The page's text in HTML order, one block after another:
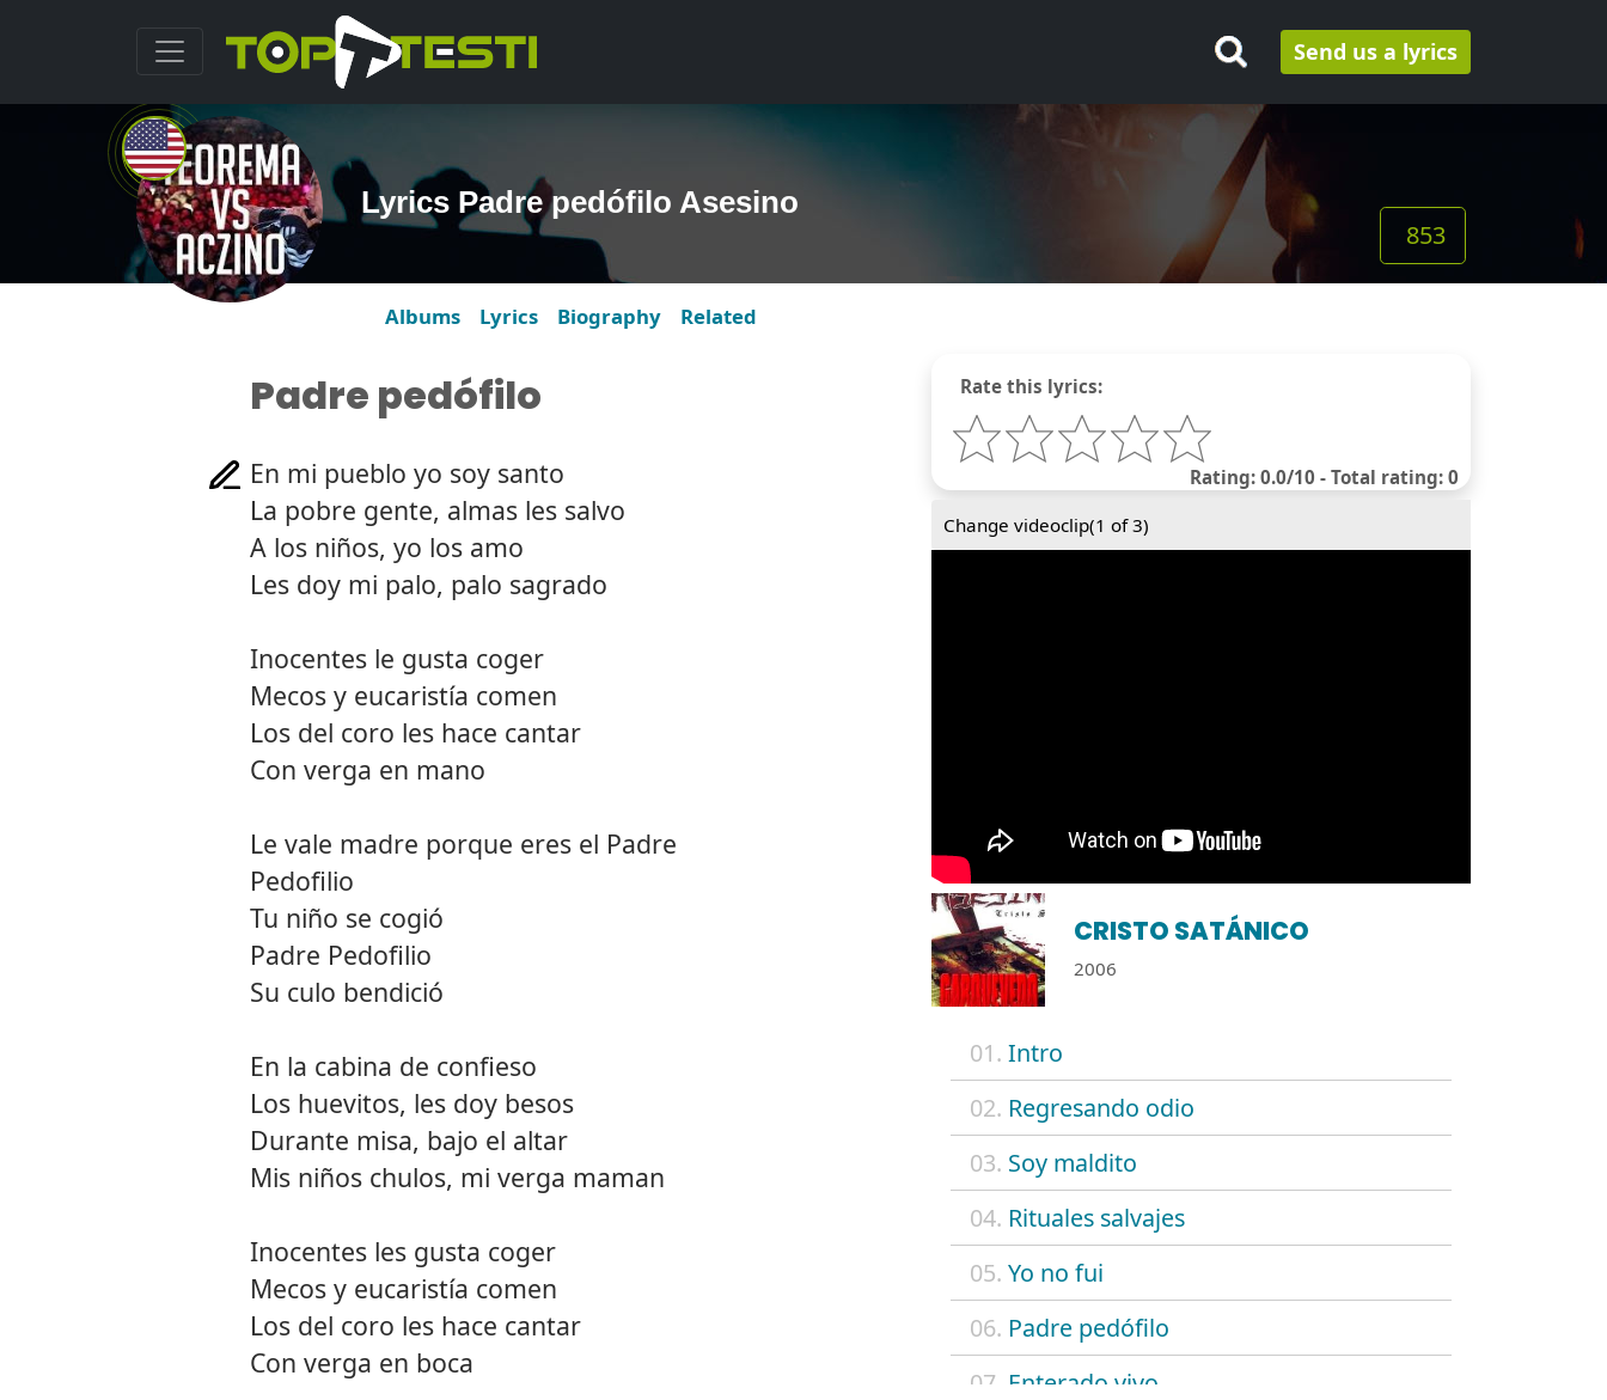
Send us a lyrics
Lyrics Padre pedófilo Asesino
853
Albums Lyrics Biography Related
Rate this lyrics:
Rating: 0.0/10 - Total rating: 0
Change videoclip(1 of 3)
CRISTO SATÁNICO
2006
01. Intro
02. Regresando odio
03. Soy maldito
04. Rituales salvajes
05. Yo no fui
06. Padre pedófilo
07. Enterado vivo
Padre pedófilo
En mi pueblo yo soy santo
La pobre gente, almas les salvo
A los niños, yo los amo
Les doy mi palo, palo sagrado
Inocentes le gusta coger
Mecos y eucaristía comen
Los del coro les hace cantar
Con verga en mano
Le vale madre porque eres el Padre
Pedofilio
Tu niño se cogió
Padre Pedofilio
Su culo bendició
En la cabina de confieso
Los huevitos, les doy besos
Durante misa, bajo el altar
Mis niños chulos, mi verga maman
Inocentes les gusta coger
Mecos y eucaristía comen
Los del coro les hace cantar
Con verga en boca